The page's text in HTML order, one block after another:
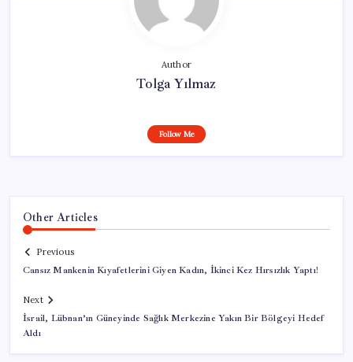
Author
Tolga Yılmaz
Follow Me
Other Articles
Previous
Cansız Mankenin Kıyafetlerini Giyen Kadın, İkinci Kez Hırsızlık Yaptı!
Next
İsrail, Lübnan’ın Güneyinde Sağlık Merkezine Yakın Bir Bölgeyi Hedef
Aldı